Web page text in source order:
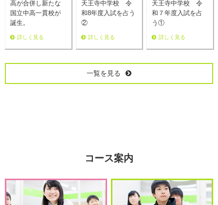
高が合併し新たな
国立中高一貫校が
誕生。
詳しく見る
天王寺中学校 令
和8年度入試を占う
②
詳しく見る
天王寺中学校 令
和７年度入試を占
う①
詳しく見る
一覧を見る
コース案内